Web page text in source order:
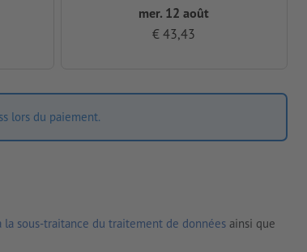
mer. 12 août
€ 43,43
lors du paiement.
la sous-traitance du traitement de données ainsi que